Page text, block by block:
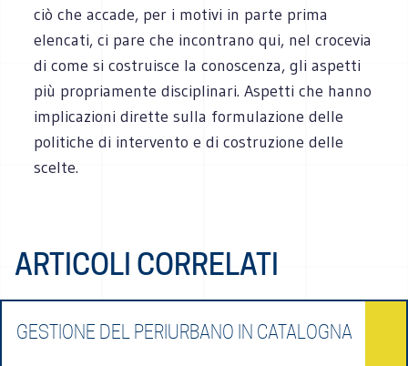
ciò che accade, per i motivi in parte prima
elencati, ci pare che incontrano qui, nel crocevia
di come si costruisce la conoscenza, gli aspetti
più propriamente disciplinari. Aspetti che hanno
implicazioni dirette sulla formulazione delle
politiche di intervento e di costruzione delle
scelte.
ARTICOLI CORRELATI
GESTIONE DEL PERIURBANO IN CATALOGNA